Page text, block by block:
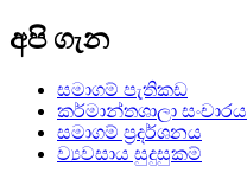
අපි ගැන
සමාගම් පැතිකඩ
කර්මාන්තශාලා සංචාරය
සමාගම් ප්‍රදර්ශනය
ව්‍යවසාය සුදුසුකම්